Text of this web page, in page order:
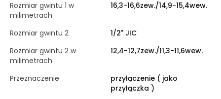
Rozmiar gwintu 1 w
milimetrach
16,3-16,6zew./14,9-15,4wew.
Rozmiar gwintu 2
1/2" JIC
Rozmiar gwintu 2 w
milimetrach
12,4-12,7zew./11,3-11,6wew.
Przeznaczenie
przyłączenie ( jako
przyłączka )